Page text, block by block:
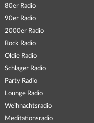
80er Radio
90er Radio
2000er Radio
Rock Radio
Oldie Radio
Schlager Radio
Party Radio
Lounge Radio
Weihnachtsradio
Meditationsradio